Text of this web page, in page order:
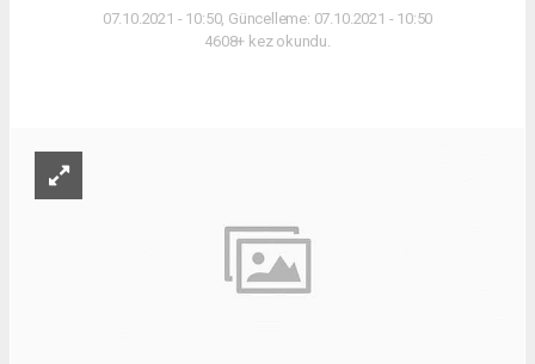
07.10.2021 - 10:50, Güncelleme: 07.10.2021 - 10:50
4608+ kez okundu.